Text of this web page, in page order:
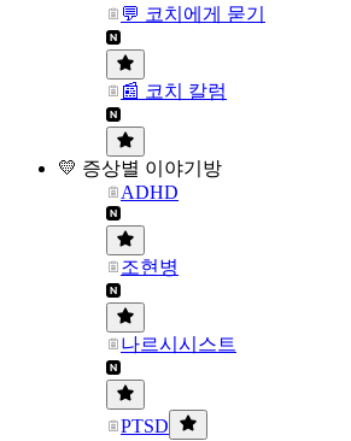
💬 코치에게 묻기
📰 코치 칼럼
💛 증상별 이야기방
ADHD
조현병
나르시시스트
PTSD